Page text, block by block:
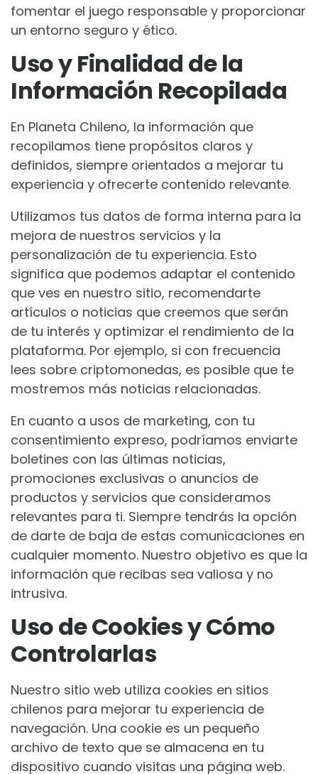
fomentar el juego responsable y proporcionar
un entorno seguro y ético.
Uso y Finalidad de la
Información Recopilada
En Planeta Chileno, la información que
recopilamos tiene propósitos claros y
definidos, siempre orientados a mejorar tu
experiencia y ofrecerte contenido relevante.
Utilizamos tus datos de forma interna para la
mejora de nuestros servicios y la
personalización de tu experiencia. Esto
significa que podemos adaptar el contenido
que ves en nuestro sitio, recomendarte
artículos o noticias que creemos que serán
de tu interés y optimizar el rendimiento de la
plataforma. Por ejemplo, si con frecuencia
lees sobre criptomonedas, es posible que te
mostremos más noticias relacionadas.
En cuanto a usos de marketing, con tu
consentimiento expreso, podríamos enviarte
boletines con las últimas noticias,
promociones exclusivas o anuncios de
productos y servicios que consideramos
relevantes para ti. Siempre tendrás la opción
de darte de baja de estas comunicaciones en
cualquier momento. Nuestro objetivo es que la
información que recibas sea valiosa y no
intrusiva.
Uso de Cookies y Cómo
Controlarlas
Nuestro sitio web utiliza cookies en sitios
chilenos para mejorar tu experiencia de
navegación. Una cookie es un pequeño
archivo de texto que se almacena en tu
dispositivo cuando visitas una página web.